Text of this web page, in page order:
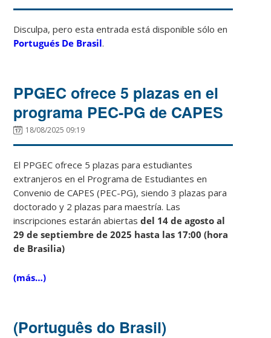
Disculpa, pero esta entrada está disponible sólo en
Portugués De Brasil.
PPGEC ofrece 5 plazas en el
programa PEC-PG de CAPES
18/08/2025 09:19
El PPGEC ofrece 5 plazas para estudiantes
extranjeros en el Programa de Estudiantes en
Convenio de CAPES (PEC-PG), siendo 3 plazas para
doctorado y 2 plazas para maestría. Las
inscripciones estarán abiertasdel 14 de agosto al
29 de septiembre de 2025 hasta las 17:00 (hora
de Brasilia)
(más…)
(Português do Brasil)